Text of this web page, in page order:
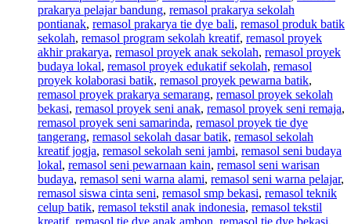
prakarya pelajar bandung, remasol prakarya sekolah
pontianak, remasol prakarya tie dye bali, remasol produk batik
sekolah, remasol program sekolah kreatif, remasol proyek
akhir prakarya, remasol proyek anak sekolah, remasol proyek
budaya lokal, remasol proyek edukatif sekolah, remasol
proyek kolaborasi batik, remasol proyek pewarna batik,
remasol proyek prakarya semarang, remasol proyek sekolah
bekasi, remasol proyek seni anak, remasol proyek seni remaja,
remasol proyek seni samarinda, remasol proyek tie dye
tangerang, remasol sekolah dasar batik, remasol sekolah
kreatif jogja, remasol sekolah seni jambi, remasol seni budaya
lokal, remasol seni pewarnaan kain, remasol seni warisan
budaya, remasol seni warna alami, remasol seni warna pelajar,
remasol siswa cinta seni, remasol smp bekasi, remasol teknik
celup batik, remasol tekstil anak indonesia, remasol tekstil
kreatif, remasol tie dye anak ambon, remasol tie dye bekasi,